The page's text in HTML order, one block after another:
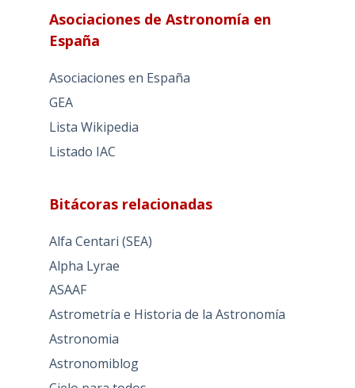
Asociaciones de Astronomía en
España
Asociaciones en España
GEA
Lista Wikipedia
Listado IAC
Bitácoras relacionadas
Alfa Centari (SEA)
Alpha Lyrae
ASAAF
Astrometría e Historia de la Astronomía
Astronomia
Astronomiblog